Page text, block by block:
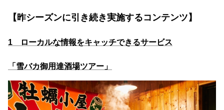
【昨シーズンに引き続き実施するコンテンツ】
1 ローカルな情報をキャッチできるサービス
「雪バカ御用達酒場ツアー」